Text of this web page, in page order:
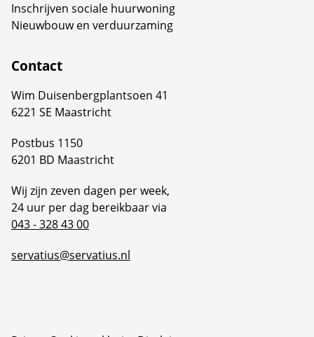
Inschrijven sociale huurwoning
Nieuwbouw en verduurzaming
Contact
Wim Duisenbergplantsoen 41
6221 SE Maastricht
Postbus 1150
6201 BD Maastricht
Wij zijn zeven dagen per week,
24 uur per dag bereikbaar via
043 - 328 43 00
servatius@servatius.nl